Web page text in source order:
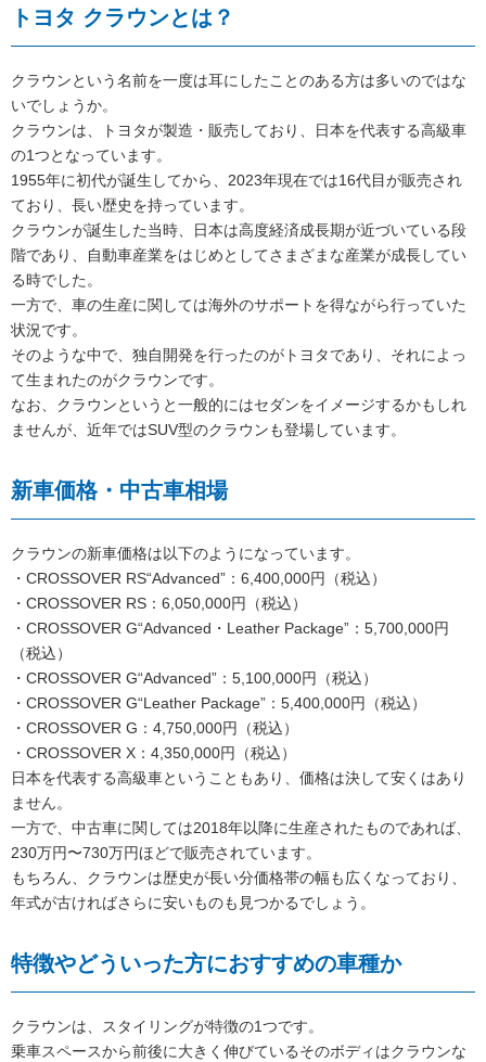
トヨタ クラウンとは？
クラウンという名前を一度は耳にしたことのある方は多いのではな
いでしょうか。
クラウンは、トヨタが製造・販売しており、日本を代表する高級車
の1つとなっています。
1955年に初代が誕生してから、2023年現在では16代目が販売され
ており、長い歴史を持っています。
クラウンが誕生した当時、日本は高度経済成長期が近づいている段
階であり、自動車産業をはじめとしてさまざまな産業が成長してい
る時でした。
一方で、車の生産に関しては海外のサポートを得ながら行っていた
状況です。
そのような中で、独自開発を行ったのがトヨタであり、それによっ
て生まれたのがクラウンです。
なお、クラウンというと一般的にはセダンをイメージするかもしれ
ませんが、近年ではSUV型のクラウンも登場しています。
新車価格・中古車相場
クラウンの新車価格は以下のようになっています。
・CROSSOVER RS“Advanced”：6,400,000円（税込）
・CROSSOVER RS：6,050,000円（税込）
・CROSSOVER G“Advanced・Leather Package”：5,700,000円
（税込）
・CROSSOVER G“Advanced”：5,100,000円（税込）
・CROSSOVER G“Leather Package”：5,400,000円（税込）
・CROSSOVER G：4,750,000円（税込）
・CROSSOVER X：4,350,000円（税込）
日本を代表する高級車ということもあり、価格は決して安くはあり
ません。
一方で、中古車に関しては2018年以降に生産されたものであれば、
230万円〜730万円ほどで販売されています。
もちろん、クラウンは歴史が長い分価格帯の幅も広くなっており、
年式が古ければさらに安いものも見つかるでしょう。
特徴やどういった方におすすめの車種か
クラウンは、スタイリングが特徴の1つです。
乗車スペースから前後に大きく伸びているそのボディはクラウンな